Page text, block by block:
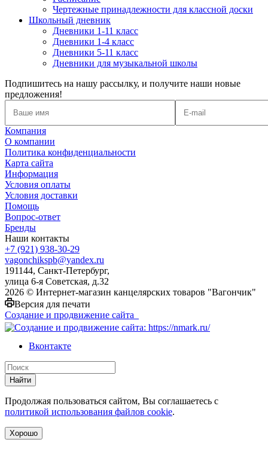
Чертежные принадлежности для классной доски
Школьный дневник
Дневники 1-11 класс
Дневники 1-4 класс
Дневники 5-11 класс
Дневники для музыкальной школы
Подпишитесь на нашу рассылку, и получите наши новые
предложения!
Компания
О компании
Политика конфиденциальности
Карта сайта
Информация
Условия оплаты
Условия доставки
Помощь
Вопрос-ответ
Бренды
Наши контакты
+7 (921) 938-30-29
vagonchikspb@yandex.ru
191144, Санкт-Петербург,
улица 6-я Советская, д.32
2026 © Интернет-магазин канцелярских товаров "Вагончик"
Версия для печати
Создание и продвижение сайта
Вконтакте
Найти
Продолжая пользоваться сайтом, Вы соглашаетесь с
политикой использования файлов cookie.
Хорошо